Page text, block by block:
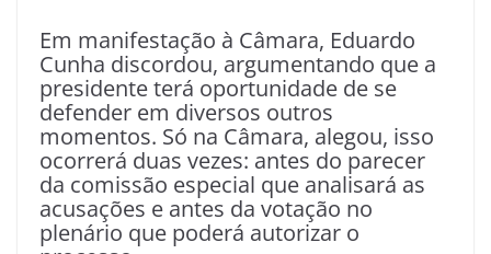
Em manifestação à Câmara, Eduardo
Cunha discordou, argumentando que a
presidente terá oportunidade de se
defender em diversos outros
momentos. Só na Câmara, alegou, isso
ocorrerá duas vezes: antes do parecer
da comissão especial que analisará as
acusações e antes da votação no
plenário que poderá autorizar o